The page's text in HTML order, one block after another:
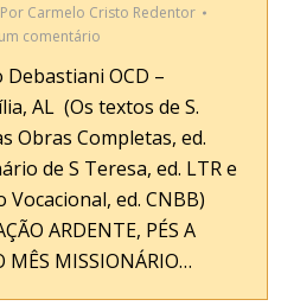
Por Carmelo Cristo Redentor
comentário
Debastiani OCD –
AL (Os textos de S.
Obras Completas, ed.
de S Teresa, ed. LTR e
Vocacional, ed. CNBB)
ARDENTE, PÉS A
MISSIONÁRIO…